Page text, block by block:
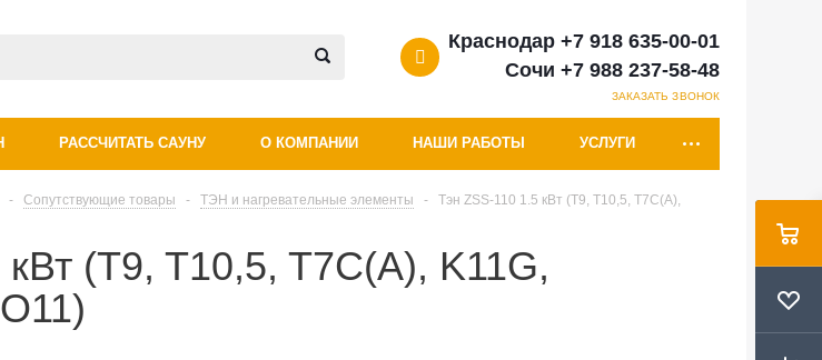
Краснодар +7 918 635-00-01
Сочи +7 988 237-58-48
ЗАКАЗАТЬ ЗВОНОК
РАССЧИТАТЬ САУНУ О КОМПАНИИ НАШИ РАБОТЫ УСЛУГИ
- Сопутствующие товары - ТЭН и нагревательные элементы -
Тэн ZSS-110 1.5 кВт (T9, T10,5, T7C(A),
(T9, T10,5, T7C(A), K11G,